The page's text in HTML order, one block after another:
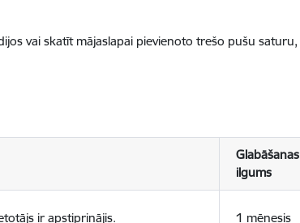
vai skatīt mājaslapai pievienoto trešo pušu saturu,
Glabāšanas
ilgums
ir apstiprinājis. 1 mēnesis